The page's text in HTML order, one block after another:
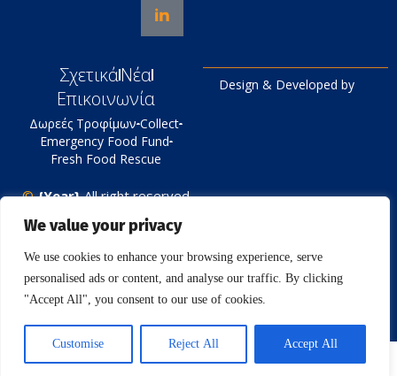
We value your privacy
We use cookies to enhance your browsing experience, serve
personalised ads or content, and analyse our traffic. By clicking
"Accept All", you consent to our use of cookies.
Customise Reject All Accept All
ΣχετικάΝέα
Επικοινωνία
Δωρεές Τροφίμων Collect
Emergency Food Fund
Fresh Food Rescue
© {Year}All right reserved
Tράπεζα Τροφίμων
Πολιτική Απορρήτου
Design & Developed by